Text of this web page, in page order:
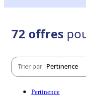
72 offres
Trier par Pertinence
Pertinence